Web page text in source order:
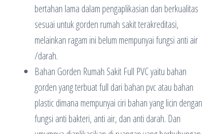
bertahan lama dalam pengaplikasian dan berkualitas
sesuai untuk gorden rumah sakit terakreditasi,
melainkan ragam ini belum mempunyai fungsi anti air
/darah.
Bahan Gorden Rumah Sakit Full PVC yaitu bahan
gorden yang terbuat full dari bahan pvc atau bahan
plastic dimana mempunyai ciri bahan yang licin dengan
fungsi anti bakteri, anti air, dan anti darah. Dan